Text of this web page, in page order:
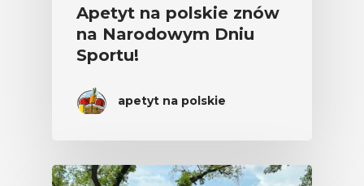
Apetyt na polskie znów
na Narodowym Dniu
Sportu!
apetyt na polskie